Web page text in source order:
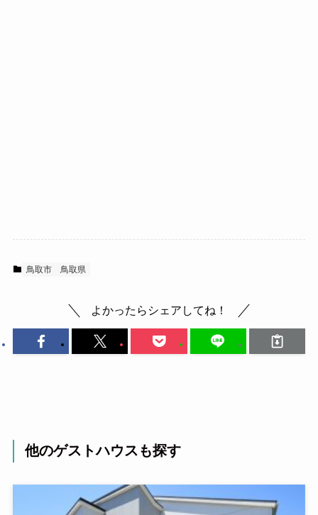
鳥取市 鳥取県
よかったらシェアしてね！
他のゲストハウスも探す